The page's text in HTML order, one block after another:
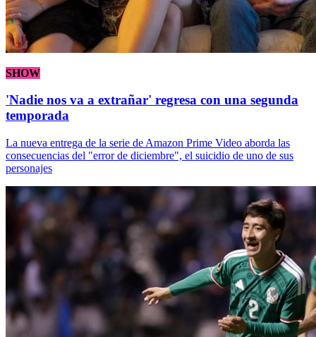
SHOW
'Nadie nos va a extrañar' regresa con una segunda
temporada
La nueva entrega de la serie de Amazon Prime Video aborda las
consecuencias del "error de diciembre", el suicidio de uno de sus
personajes